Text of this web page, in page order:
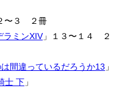
〜３ ２冊
ラミンXIV」１３〜１４ ２
間違っているだろうか13 」
士 下」